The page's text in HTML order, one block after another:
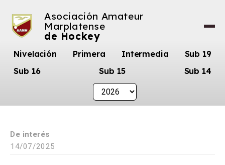
Asociación Amateur
Marplatense
de Hockey
Nivelación Primera Intermedia
Sub 19
Sub 16
Sub 15 Sub 14
De interés
14/07/2025